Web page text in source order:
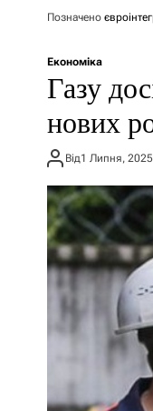
Позначено
Економіка
Газу
нових
Від1 Липня, 2025